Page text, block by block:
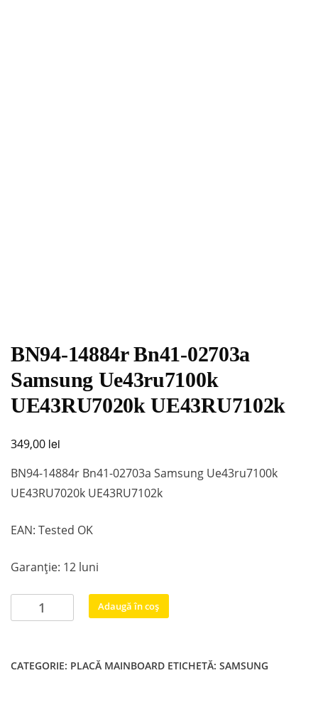
BN94-14884r Bn41-02703a
Samsung Ue43ru7100k
UE43RU7020k UE43RU7102k
349,00 lei
BN94-14884r Bn41-02703a Samsung Ue43ru7100k
UE43RU7020k UE43RU7102k
EAN: Tested OK
Garanție: 12 luni
Cantitate
BN94-
02703a
Adaugă în coș
CATEGORIE: PLACĂ MAINBOARD ETICHETĂ: SAMSUNG